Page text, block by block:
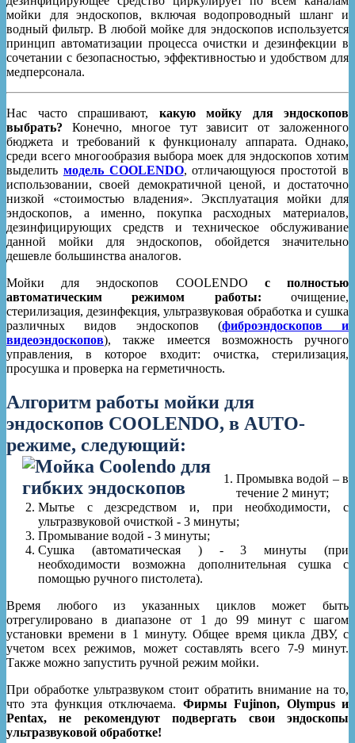
мойки для эндоскопов, включая водопроводный шланг и
водный фильтр. В любой мойке для эндоскопов используется
принцип автоматизации процесса очистки и дезинфекции в
сочетании с безопасностью, эффективностью и удобством для
медперсонала.
Нас часто спрашивают, какую мойку для эндоскопов
выбрать? Конечно, многое тут зависит от заложенного
бюджета и требований к функционалу аппарата. Однако,
среди всего многообразия выбора моек для эндоскопов хотим
выделить модель COOLENDO, отличающуюся простотой в
использовании, своей демократичной ценой, и достаточно
низкой «стоимостью владения». Эксплуатация мойки для
эндоскопов, а именно, покупка расходных материалов,
дезинфицирующих средств и техническое обслуживание
данной мойки для эндоскопов, обойдется значительно
дешевле большинства аналогов.
Мойки для эндоскопов COOLENDO с полностью
автоматическим режимом работы: очищение,
стерилизация, дезинфекция, ультразвуковая обработка и сушка
различных видов эндоскопов (фиброэндоскопов и
видеоэндоскопов), также имеется возможность ручного
управления, в которое входит: очистка, стерилизация,
просушка и проверка на герметичность.
Алгоритм работы мойки для
эндоскопов COOLENDO, в AUTO-
режиме, следующий:
Промывка водой – в
течение 2 минут;
Мытье с дезсредством и, при необходимости, с
ультразвуковой очисткой - 3 минуты;
Промывание водой - 3 минуты;
Сушка (автоматическая ) - 3 минуты (при
необходимости возможна дополнительная сушка с
помощью ручного пистолета).
Время любого из указанных циклов может быть
отрегулировано в диапазоне от 1 до 99 минут с шагом
установки времени в 1 минуту. Общее время цикла ДВУ, с
учетом всех режимов, может составлять всего 7-9 минут.
Также можно запустить ручной режим мойки.
При обработке ультразвуком стоит обратить внимание на то,
что эта функция отключаема. Фирмы Fujinon, Olympus и
Pentax, не рекомендуют подвергать свои эндоскопы
ультразвуковой обработке!